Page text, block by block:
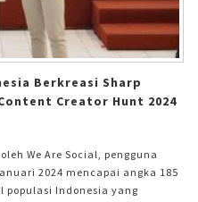
Berkreasi Sharp
Creator Hunt 2024
We Are Social, pengguna
2024 mencapai angka 185
populasi Indonesia yang